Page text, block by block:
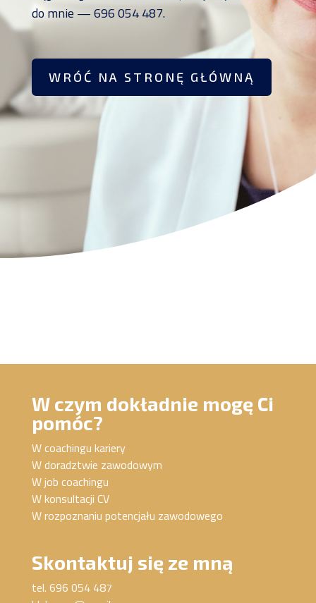
do mnie — 696 054 487.
WRÓĆ NA STRONĘ GŁÓWNĄ
W czym dokładnie mogę Ci
pomóc?
W coachingu kariery
W doradztwie zawodowym
W job coachingu
W konsultacji CV
W rozpoznaniu potencjału zawodowego
Skontaktuj się ze mną
tel. 696 054 487